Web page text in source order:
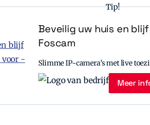
Tip!
Beveilig uw huis en
Foscam
Slimme IP-camera’s met live
Meer